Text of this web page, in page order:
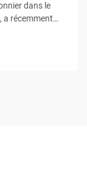
dans le
a récemment
Ces
l'amélioration